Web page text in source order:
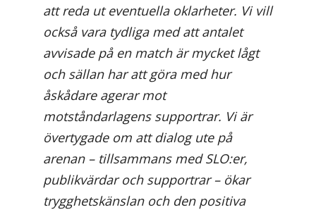
att reda ut eventuella oklarheter. Vi vill
också vara tydliga med att antalet
avvisade på en match är mycket lågt
och sällan har att göra med hur
åskådare agerar mot
motståndarlagens supportrar. Vi är
övertygade om att dialog ute på
arenan – tillsammans med SLO:er,
publikvärdar och supportrar – ökar
trygghetskänslan och den positiva